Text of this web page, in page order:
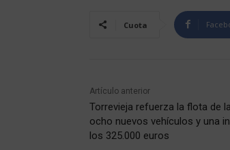
Cuota
Artículo anterior
Torrevieja refuerza la flota de
ocho nuevos vehículos y una
los 325.000 euros